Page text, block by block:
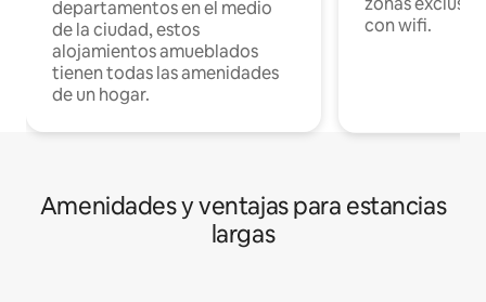
departamentos en el medio
de la ciudad, estos
alojamientos amueblados
tienen todas las amenidades
de un hogar.
con wifi.
Amenidades y ventajas para estancias
largas